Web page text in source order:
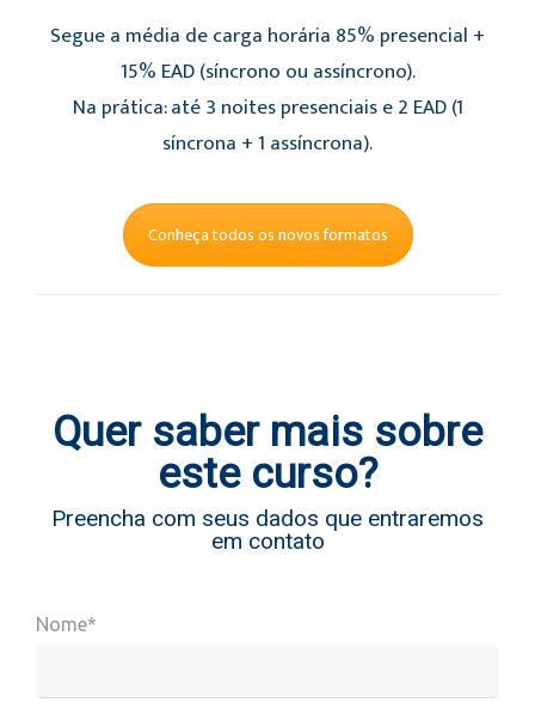
Segue a média de carga horária 85% presencial +
15% EAD (síncrono ou assíncrono).
Na prática: até 3 noites presenciais e 2 EAD (1
síncrona + 1 assíncrona).
Conheça todos os novos formatos
Quer saber mais sobre
este curso?
Preencha com seus dados que entraremos
em contato
Nome*